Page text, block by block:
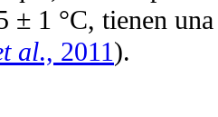
± 1 °C, tienen
al., 2011).